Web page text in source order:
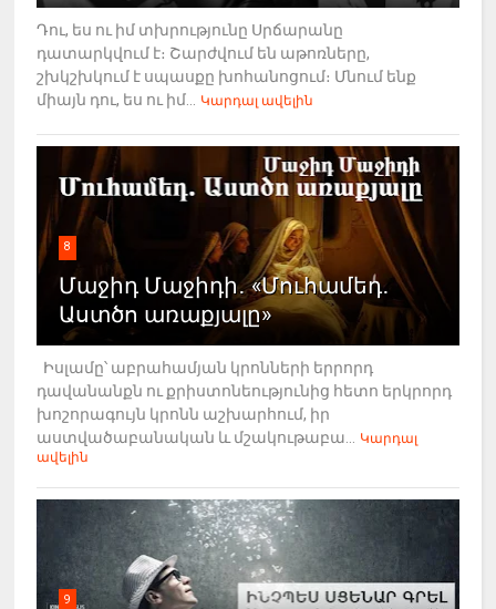
Դու, ես ու իմ տխրությունը Սրճարանը
դատարկվում է։ Շարժվում են աթոռները,
շխկշխկում է սպասքը խոհանոցում։ Մնում ենք
միայն դու, ես ու իմ...
Կարդալ ավելին
8
Մաջիդ Մաջիդի․ «Մուհամեդ․
Աստծո առաքյալը»
Իսլամը՝ աբրահամյան կրոնների երրորդ
դավանանքն ու քրիստոնեությունից հետո երկրորդ
խոշորագույն կրոնն աշխարհում, իր
աստվածաբանական և մշակութաբա...
Կարդալ
ավելին
9